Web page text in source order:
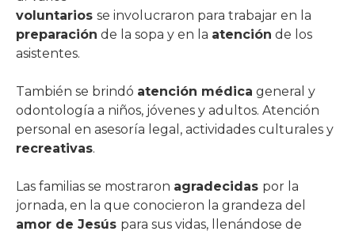
voluntarios se involucraron para trabajar en la
preparación de la sopa y en la atención de los
asistentes.
También se brindó atención médica general y
odontología a niños, jóvenes y adultos. Atención
personal en asesoría legal, actividades culturales y
recreativas.
Las familias se mostraron agradecidas por la
jornada, en la que conocieron la grandeza del
amor de Jesús para sus vidas, llenándose de